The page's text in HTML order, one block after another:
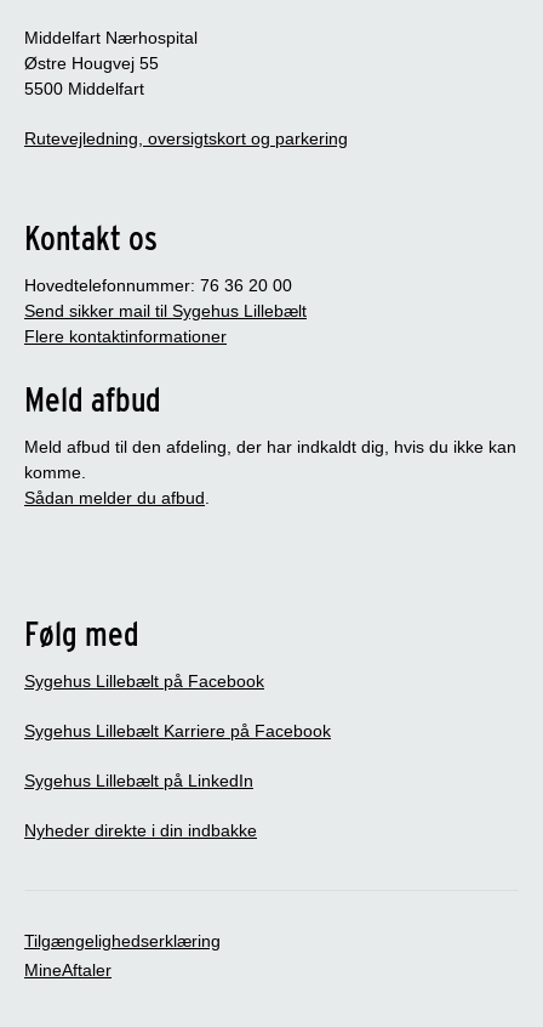
Middelfart Nærhospital
Østre Hougvej 55
5500 Middelfart
Rutevejledning, oversigtskort og parkering
Kontakt os
Hovedtelefonnummer: 76 36 20 00
Send sikker mail til Sygehus Lillebælt
Flere kontaktinformationer
Meld afbud
Meld afbud til den afdeling, der har indkaldt dig, hvis du ikke kan
komme.
Sådan melder du afbud.
Følg med
Sygehus Lillebælt på Facebook
Sygehus Lillebælt Karriere på Facebook
Sygehus Lillebælt på LinkedIn
Nyheder direkte i din indbakke
Tilgængelighedserklæring
MineAftaler